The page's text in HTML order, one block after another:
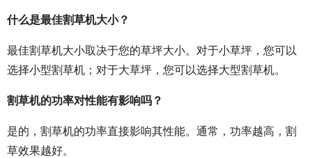
什么是最佳割草机大小？
最佳割草机大小取决于您的草坪大小。对于小草坪，您可以
选择小型割草机；对于大草坪，您可以选择大型割草机。
割草机的功率对性能有影响吗？
是的，割草机的功率直接影响其性能。通常，功率越高，割
草效果越好。